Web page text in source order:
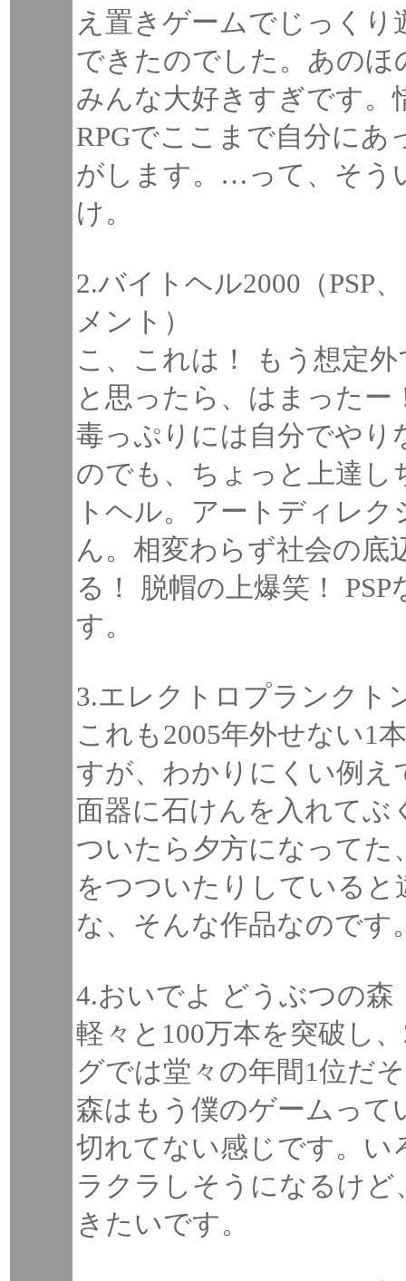
え置きゲームでじっく
できたのでした。あの
みんな大好きすぎです
RPGでここまで自分に
がします。…って、そう
け。
2.バイトヘル2000（PSP
メント）
こ、これは！ もう想定
と思ったら、はまった
毒っぷりには自分でや
のでも、ちょっと上達
トヘル。アートディレ
ん。相変わらず社会の底
る！ 脱帽の上爆笑！
す。
3.エレクトロプランクト
これも2005年外せない1
すが、わかりにくい例え
面器に石けんを入れてぶ
ついたら夕方になってた
をつついたりしている
な、そんな作品なのです
4.おいでよ どうぶつの森
軽々と100万本を突破し
グでは堂々の年間1位だ
森はもう僕のゲームっ
切れてない感じです。
ラクラしそうになるけ
きたいです。